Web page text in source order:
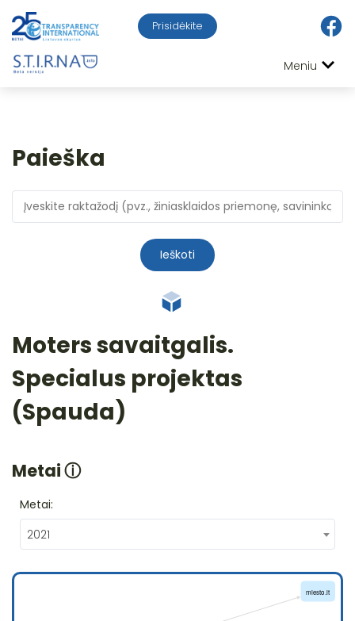
Prisidėkite
Meniu
Paieška
Ieškoti
Moters savaitgalis.
Specialus projektas
(Spauda)
Metaiⓘ
Metai:
2021